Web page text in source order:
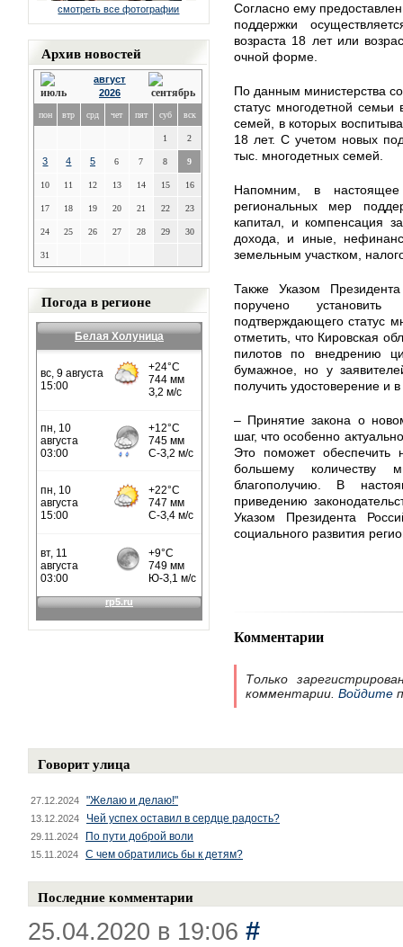
смотреть все фотографии
Архив новостей
август
2026
пон втр срд чет пят суб вск
1 2
3 4 5 6 7 8 9
10 11 12 13 14 15 16
17 18 19 20 21 22 23
24 25 26 27 28 29 30
31
Погода в регионе
Белая Холуница
Согласно ему
поддержки
возраста 18 лет или
очной форме.
По данным министерства
статус многодетной
семей, в которых
18 лет. С учетом новых
тыс. многодетных семей.
Напомним, в
региональных мер
капитал, и компенсация
дохода, и иные,
земельным участком,
Также Указом
поручено
подтверждающего статус
отметить, что Кировская
пилотов по внедрению
бумажное, но у
получить удостоверение и
– Принятие закона о
шаг, что особенно
Это поможет
большему количеству
благополучию. В
приведению
Указом Президента
социального развития
Комментарии
Только
комментарии. Войдите
Говорит улица
27.12.2024 "Желаю и делаю!"
13.12.2024 Чей успех оставил в сердце радость?
29.11.2024 По пути доброй воли
15.11.2024 С чем обратились бы к детям?
Последние комментарии
25.04.2020 в 19:06 #